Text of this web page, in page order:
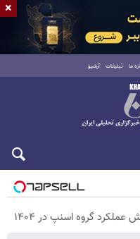
ما تبلیغات آرشیو
گروه اسنپ در ۱۴۰۴
×